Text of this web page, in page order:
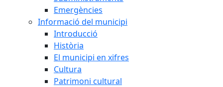
Emergències
Informació del municipi
Introducció
Història
El municipi en xifres
Cultura
Patrimoni cultural